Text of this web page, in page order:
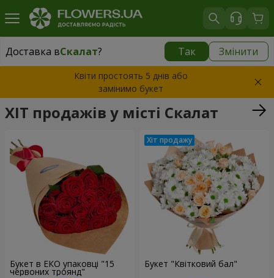
Доставка вСкалат? Так Змінити
Доставка вСкалат|
Квіти простоять 5 днів або
замінимо букет
ХІТ продажів у місті Скалат
Букет в ЕКО упаковці "15
червоних троянд"
Букет "Квітковий бал"